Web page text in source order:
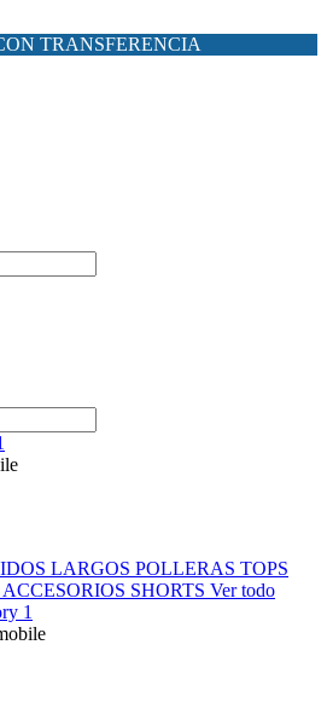
TRANSFERENCIA
LARGOS POLLERAS TOPS
ACCESORIOS SHORTS Ver todo